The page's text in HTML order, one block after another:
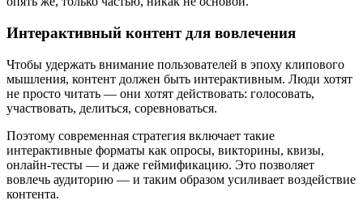
Интерактивный контент для вовлечения
Чтобы удержать внимание пользователей в эпоху клипового
мышления, контент должен быть интерактивным. Люди хотят
не просто читать — они хотят действовать: голосовать,
участвовать, делиться, соревноваться.
Поэтому современная стратегия включает такие
интерактивные форматы как опросы, викторины, квизы,
онлайн-тесты — и даже геймификацию. Это позволяет
вовлечь аудиторию — и таким образом усиливает воздействие
контента.